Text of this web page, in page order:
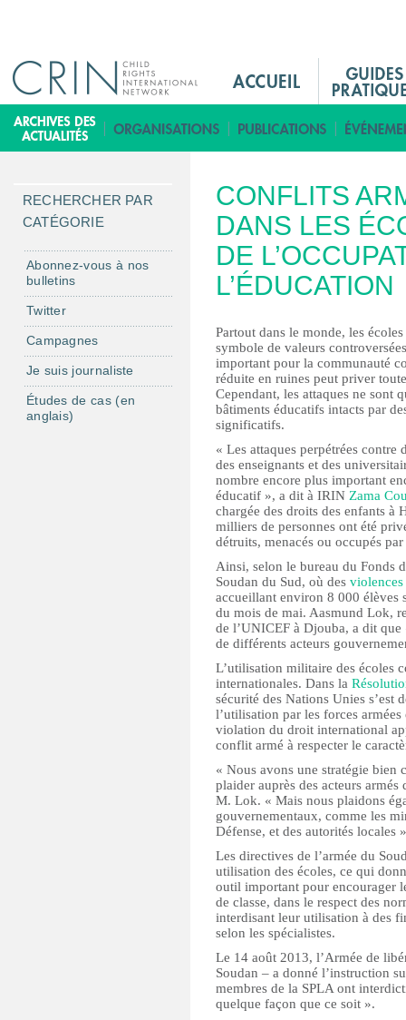
i
n
e
n
u
F
i
CONFLITS
DANS LES
DE
L’ÉDUCATION
Partout dans le monde, les
symbole de valeurs
important pour la communauté
réduite en ruines peut priver
Cependant, les attaques ne sont
bâtiments éducatifs intacts par
significatifs.
« Les attaques perpétrées contre
des enseignants et des
nombre encore plus important
éducatif », a dit à IRIN Zama
chargée des droits des enfants à
milliers de personnes ont été
détruits, menacés ou occupés
Ainsi, selon le bureau du Fonds
Soudan du Sud, où des violences
accueillant environ 8 000 élèves
du mois de mai. Aasmund Lok,
de l’UNICEF à Djouba, a dit
de différents acteurs
L’utilisation militaire des écoles
internationales. Dans la
sécurité des Nations Unies s’est
l’utilisation par les forces
violation du droit international
conflit armé à respecter le
« Nous avons une stratégie bien
plaider auprès des acteurs
M. Lok. « Mais nous plaidons
gouvernementaux, comme les
Défense, et des autorités locales
Les directives de l’armée du
utilisation des écoles, ce qui
outil important pour encourager
de classe, dans le respect des
interdisant leur utilisation à des
selon les spécialistes.
Le 14 août 2013, l’Armée de
Soudan – a donné l’instruction
membres de la SPLA ont
quelque façon que ce soit ».
RECHERCHER PAR
CATÉGORIE
Abonnez-vous à nos
bulletins
Twitter
Campagnes
Je suis journaliste
Études de cas (en
anglais)